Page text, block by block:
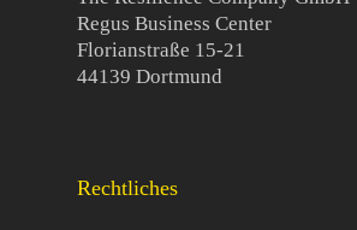
Regus Business Center
Florianstraße 15-21
44139 Dortmund
Rechtliches